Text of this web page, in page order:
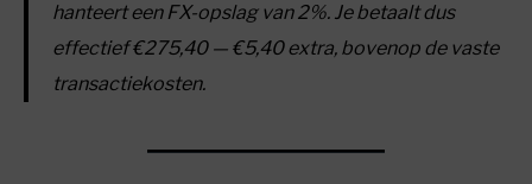
hanteert een FX-opslag van 2%. Je betaalt dus
effectief €275,40 — €5,40 extra, bovenop de vaste
transactiekosten.